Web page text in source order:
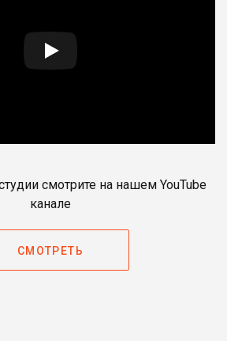
смотрите на нашем YouTube
канале
СМОТРЕТЬ